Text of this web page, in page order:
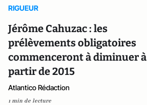
RIGUEUR
Jérôme Cahuzac : les
prélèvements obligatoires
commenceront à diminuer à
partir de 2015
Atlantico Rédaction
1 min de lecture